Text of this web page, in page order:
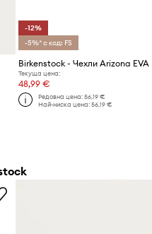
-12%
-5%* с код: FS
Birkenstock - Чехли Arizona EVA
Текуща цена:
48,99 €
Редовна цена: 56,19 €
Най-ниска цена: 56,19 €